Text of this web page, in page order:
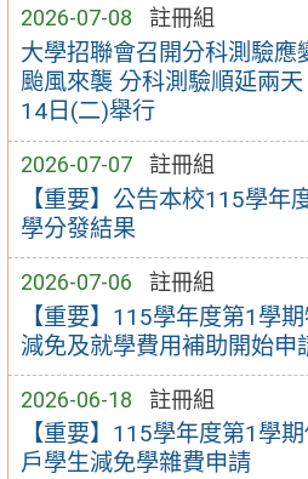
2026-07-08 註冊組
大學招聯會召開分科測驗應
颱風來襲 分科測驗順延兩
14日(二)舉行
2026-07-07 註冊組
【重要】公告本校115學年
學分發結果
2026-07-06 註冊組
【重要】115學年度第1學
減免及就學費用補助開始申
2026-06-18 註冊組
【重要】115學年度第1學
戶學生減免學雜費申請